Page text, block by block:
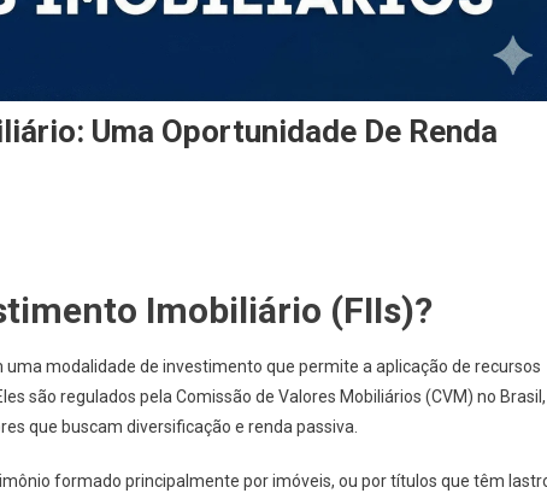
Uma Oportunidade De Renda
Imobiliário (FIIs)?
modalidade de investimento que permite a aplicação de recursos
são regulados pela Comissão de Valores Mobiliários (CVM) no Brasil,
que buscam diversificação e renda passiva.
formado principalmente por imóveis, ou por títulos que têm